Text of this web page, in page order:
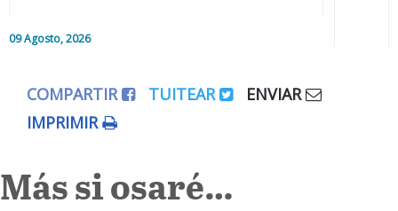
09 Agosto, 2026
Editorial
Colaboradores
COMPARTIR TUITEAR
ENVIAR
IMPRIMIR
Más si osaré…